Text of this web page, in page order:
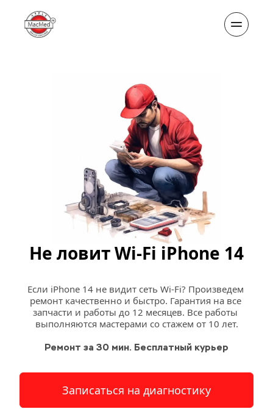
Не ловит Wi-Fi iPhone 14
Если iPhone 14 не видит сеть Wi-Fi? Произведем
ремонт качественно и быстро. Гарантия на все
запчасти и работы до 12 месяцев. Все работы
выполняются мастерами со стажем от 10 лет.
Ремонт за 30 мин. Бесплатный курьер
Записаться на диагностику